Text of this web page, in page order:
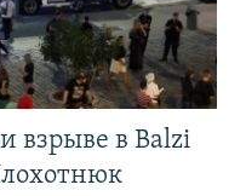
взрыве в Balzi